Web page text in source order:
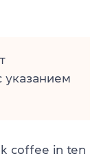
указанием
coffee in ten